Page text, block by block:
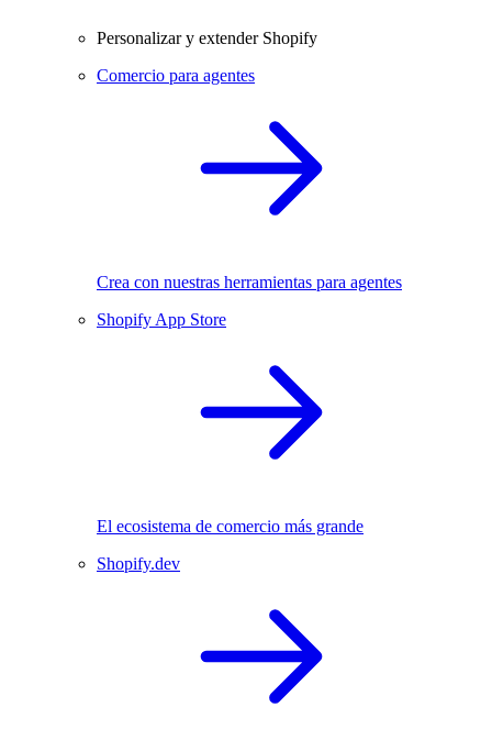
Personalizar y extender Shopify
Comercio para agentes
Crea con nuestras herramientas para agentes
Shopify App Store
El ecosistema de comercio más grande
Shopify.dev